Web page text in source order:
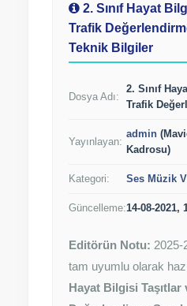
2. Sınıf Hayat
Trafik
Teknik Bilgiler
Dosya Adı:
2. Sınıf
Trafik
Yayınlayan:
admin
Kadrosu)
Kategori: Ses Müzik
Güncelleme:14-08-2021,
Editörün Notu: 2025-
tam uyumlu olarak
Hayat Bilgisi Taşıtlar